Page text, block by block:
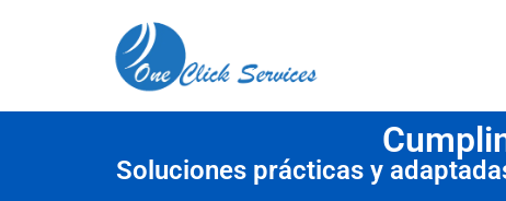
Soluciones prácticas y